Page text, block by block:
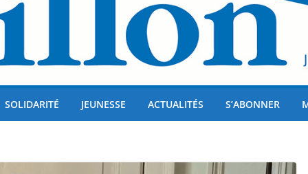
SOLIDARITÉ JEUNESSE ACTUALITÉS S’ABONNER